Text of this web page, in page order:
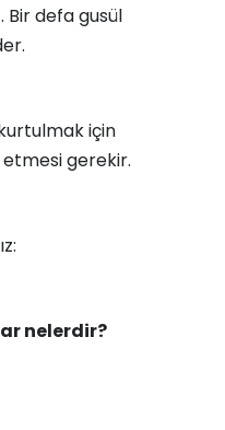
defa gusül
için
gerekir.
nelerdir?